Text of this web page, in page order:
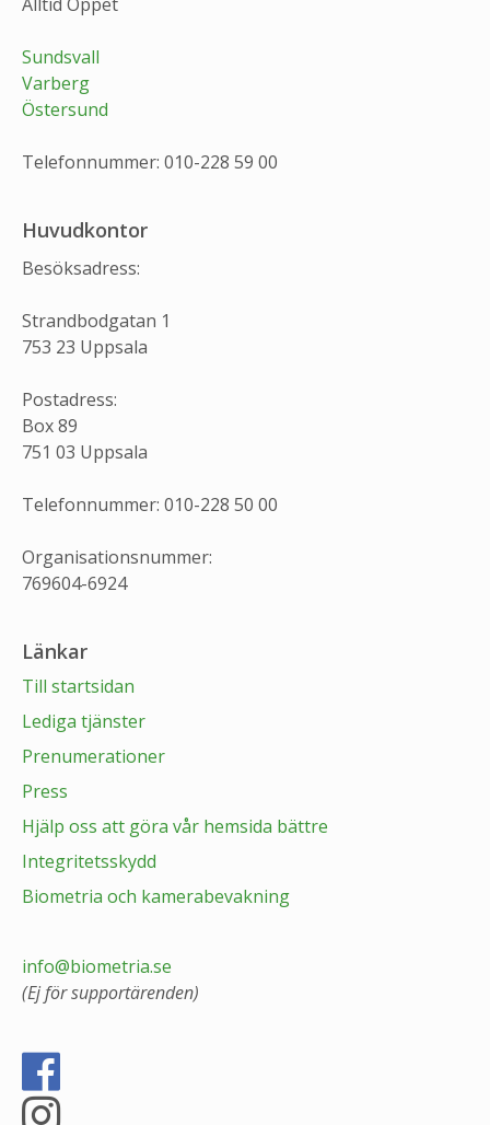
Sundsvall
Varberg
Östersund
Telefonnummer: 010-228 59 00
Huvudkontor
Besöksadress:
Strandbodgatan 1
753 23 Uppsala
Postadress:
Box 89
751 03 Uppsala
Telefonnummer: 010-228 50 00
Organisationsnummer:
769604-6924
Länkar
Till startsidan
Lediga tjänster
Prenumerationer
Press
Hjälp oss att göra vår hemsida bättre
Integritetsskydd
Biometria och kamerabevakning
info@biometria.se
(Ej för supportärenden)